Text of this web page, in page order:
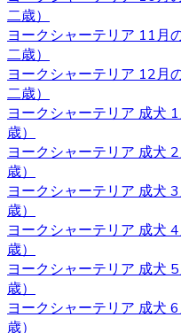
えの際にはベベドールに
2020.10.16
子犬を購入するにあたっ
康状態やワクチンの接種
は、紹介ページに記載が
や、それと合わせて健康
様の元に元気で健康な猫
す。 ヨークシャーテリア
ドール にお任せ下さい。
2020.10.9
ベベドールは近鉄河内松
います。お越しの際には
見学スペースではかわい
ます。突然訪問していた
二歳）
ヨークシャーテリア 11月
二歳）
ヨークシャーテリア 12月
二歳）
ヨークシャーテリア 成犬
歳）
ヨークシャーテリア 成犬
歳）
ヨークシャーテリア 成犬
歳）
ヨークシャーテリア 成犬
歳）
ヨークシャーテリア 成犬
歳）
ヨークシャーテリア 成犬
歳）